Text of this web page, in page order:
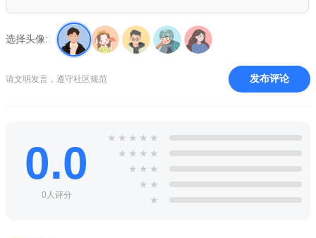
5、星级评定隔绝不良用户，社交更放心
选择头像:
请文明发言，遵守社区规范 发布评论
0.0
0人评分
★ ★ ★ ★ ★
★ ★ ★ ★
★ ★ ★
★ ★
★